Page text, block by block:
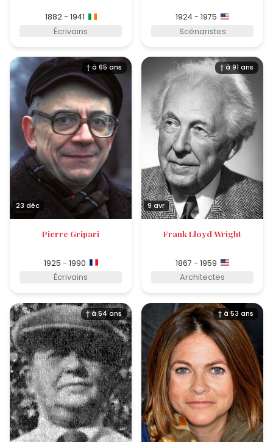
1882 - 1941
Écrivains
1924 - 1975
Scénaristes
† à 65 ans
23 déc
Pierre Gripari
1925 - 1990
Écrivains
† à 91 ans
9 avr
Frank Lloyd Wright
1867 - 1959
Architectes
† à 54 ans † à 53 ans